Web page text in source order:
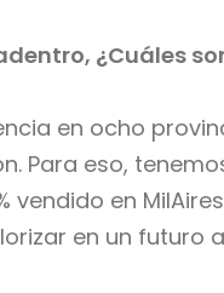
¿Cuáles
en ocho
Para eso,
vendido en
en un futuro